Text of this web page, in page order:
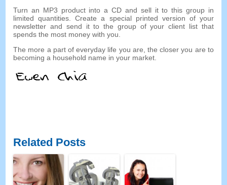
Turn an MP3 product into a CD and sell it to this group in
limited quantities.Create a special printed version of your
newsletter and send it to the group of your client list that
spends the most money with you.
The more a part of everyday life you are,the closer you are to
becoming a household name in your market.
Related Posts